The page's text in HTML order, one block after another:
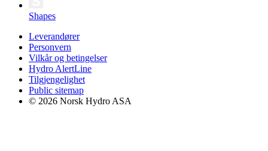
Shapes
Leverandører
Personvern
Vilkår og betingelser
Hydro AlertLine
Tilgjengelighet
Public sitemap
© 2026 Norsk Hydro ASA